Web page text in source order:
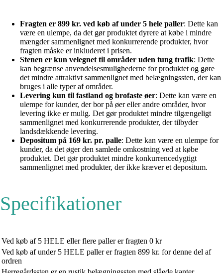
Fragten er 899 kr. ved køb af under 5 hele paller: Dette kan
være en ulempe, da det gør produktet dyrere at købe i mindre
mængder sammenlignet med konkurrerende produkter, hvor
fragten måske er inkluderet i prisen.
Stenen er kun velegnet til områder uden tung trafik: Dette
kan begrænse anvendelsesmulighederne for produktet og gøre
det mindre attraktivt sammenlignet med belægningssten, der kan
bruges i alle typer af områder.
Levering kun til fastland og brofaste øer: Dette kan være en
ulempe for kunder, der bor på øer eller andre områder, hvor
levering ikke er mulig. Det gør produktet mindre tilgængeligt
sammenlignet med konkurrerende produkter, der tilbyder
landsdækkende levering.
Depositum på 169 kr. pr. palle: Dette kan være en ulempe for
kunder, da det øger den samlede omkostning ved at købe
produktet. Det gør produktet mindre konkurrencedygtigt
sammenlignet med produkter, der ikke kræver et depositum.
Specifikationer
Ved køb af 5 HELE eller flere paller er fragten 0 kr
Ved køb af under 5 HELE paller er fragten 899 kr. for denne del af
ordren